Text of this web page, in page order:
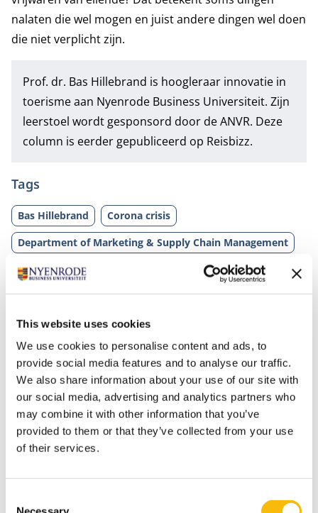
This website uses cookies
We use cookies to personalise content and ads, to
provide social media features and to analyse our traffic.
We also share information about your use of our site with
our social media, advertising and analytics partners who
may combine it with other information that you’ve
provided to them or that they’ve collected from your use
of their services.
nalaten die wel mogen en juist andere dingen wel doen
die niet verplicht zijn.
Prof. dr. Bas Hillebrand is hoogleraar innovatie in
toerisme aan Nyenrode Business Universiteit. Zijn
leerstoel wordt gesponsord door de ANVR. Deze
column is eerder gepubliceerd op Reisbizz.
Tags
Bas Hillebrand
Corona crisis
Department of Marketing & Supply Chain Management
Opinie
Gerelateerde opleidingen